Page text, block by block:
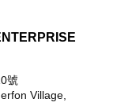
號
Village,